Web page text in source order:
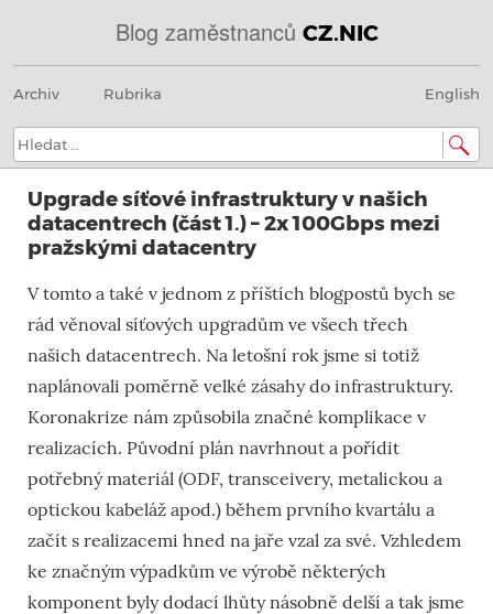
Blog zaměstnanců CZ.NIC
@
IN
SOA
domény.dns.enum.mojeid.internet.
nic.cz.
Menu
na
Archiv Rubrika English
Hledat:
Upgrade síťové infrastruktury v našich
datacentrech (část 1.) – 2x 100Gbps mezi
pražskými datacentry
V tomto a také v jednom z příštích blogpostů bych se
rád věnoval síťových upgradům ve všech třech
našich datacentrech. Na letošní rok jsme si totiž
naplánovali poměrně velké zásahy do infrastruktury.
Koronakrize nám způsobila značné komplikace v
realizacích. Původní plán navrhnout a pořídit
potřebný materiál (ODF, transceivery, metalickou a
optickou kabeláž apod.) během prvního kvartálu a
začít s realizacemi hned na jaře vzal za své. Vzhledem
ke značným výpadkům ve výrobě některých
komponent byly dodací lhůty násobně delší a tak jsme